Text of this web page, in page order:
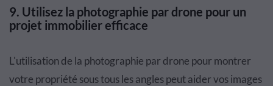
9. Utilisez la photographie par drone pour un
projet immobilier efficace
L'utilisation de la photographie par drone pour montrer
votre propriété sous tous les angles peut aider vos images